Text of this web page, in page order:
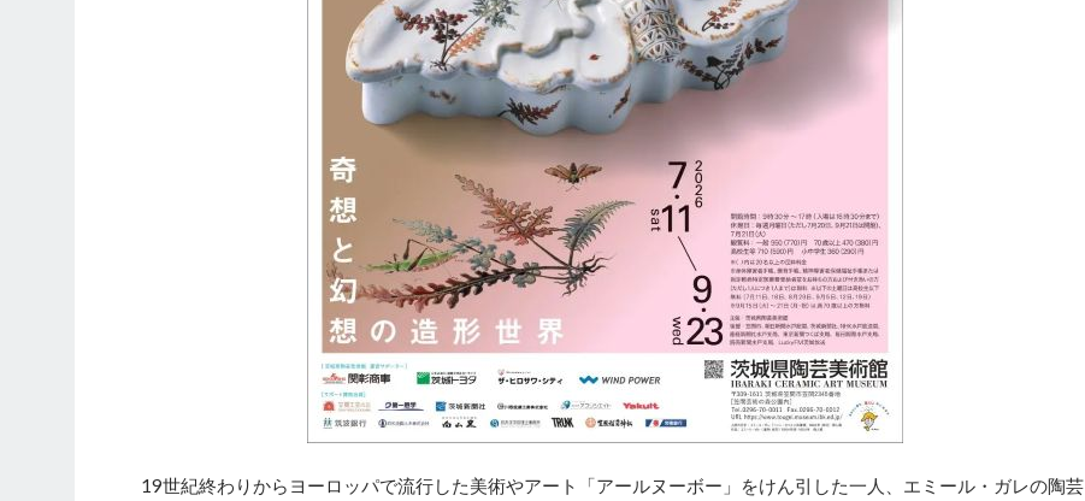
19世紀終わりからヨーロッパで流行した美術やアート「アールヌーボー」をけん引した一人、エミール・ガレの陶芸